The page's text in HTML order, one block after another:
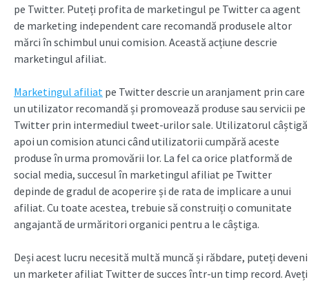
pe Twitter. Puteți profita de marketingul pe Twitter ca agent
de marketing independent care recomandă produsele altor
mărci în schimbul unui comision. Această acțiune descrie
marketingul afiliat.
Marketingul afiliat pe Twitter descrie un aranjament prin care
un utilizator recomandă și promovează produse sau servicii pe
Twitter prin intermediul tweet-urilor sale. Utilizatorul câștigă
apoi un comision atunci când utilizatorii cumpără aceste
produse în urma promovării lor. La fel ca orice platformă de
social media, succesul în marketingul afiliat pe Twitter
depinde de gradul de acoperire și de rata de implicare a unui
afiliat. Cu toate acestea, trebuie să construiți o comunitate
angajantă de urmăritori organici pentru a le câștiga.
Deși acest lucru necesită multă muncă și răbdare, puteți deveni
un marketer afiliat Twitter de succes într-un timp record. Aveți